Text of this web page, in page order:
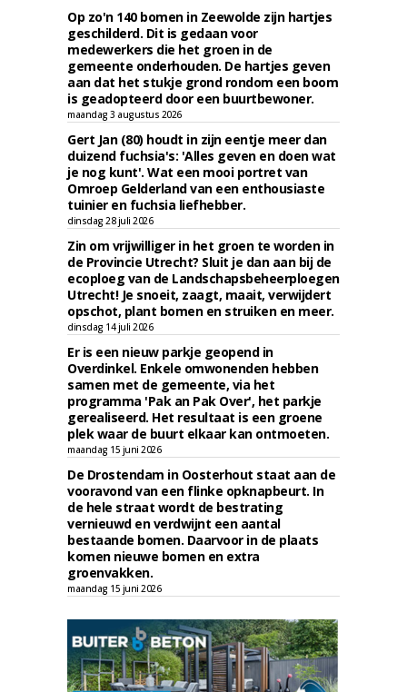
Op zo'n 140 bomen in Zeewolde zijn hartjes
geschilderd. Dit is gedaan voor
medewerkers die het groen in de
gemeente onderhouden. De hartjes geven
aan dat het stukje grond rondom een boom
is geadopteerd door een buurtbewoner.
maandag 3 augustus 2026
Gert Jan (80) houdt in zijn eentje meer dan
duizend fuchsia's: 'Alles geven en doen wat
je nog kunt'. Wat een mooi portret van
Omroep Gelderland van een enthousiaste
tuinier en fuchsia liefhebber.
dinsdag 28 juli 2026
Zin om vrijwilliger in het groen te worden in
de Provincie Utrecht? Sluit je dan aan bij de
ecoploeg van de Landschapsbeheerploegen
Utrecht! Je snoeit, zaagt, maait, verwijdert
opschot, plant bomen en struiken en meer.
dinsdag 14 juli 2026
Er is een nieuw parkje geopend in
Overdinkel. Enkele omwonenden hebben
samen met de gemeente, via het
programma 'Pak an Pak Over', het parkje
gerealiseerd. Het resultaat is een groene
plek waar de buurt elkaar kan ontmoeten.
maandag 15 juni 2026
De Drostendam in Oosterhout staat aan de
vooravond van een flinke opknapbeurt. In
de hele straat wordt de bestrating
vernieuwd en verdwijnt een aantal
bestaande bomen. Daarvoor in de plaats
komen nieuwe bomen en extra
groenvakken.
maandag 15 juni 2026